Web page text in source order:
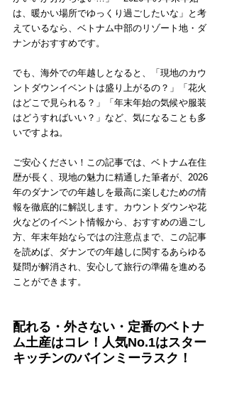
は、暖かい場所でゆっくり過ごしたいな」と考
えているなら、ベトナム中部のリゾート地・ダ
ナンがおすすめです。
でも、海外での年越しとなると、「現地のカウ
ントダウンイベントは盛り上がるの？」「花火
はどこで見られる？」「年末年始の気候や服装
はどうすればいい？」など、気になることも多
いですよね。
ご安心ください！この記事では、ベトナム在住
歴が長く、現地の魅力に精通した筆者が、2026
年のダナンでの年越しを最高に楽しむための情
報を徹底的に解説します。カウントダウンや花
火などのイベント情報から、おすすめの過ごし
方、年末年始ならではの注意点まで、この記事
を読めば、ダナンでの年越しに関するあらゆる
疑問が解消され、安心して旅行の準備を進める
ことができます。
配れる・外さない・定番のベトナ
ム土産はコレ！人気No.1はスター
キッチンのバインミーラスク！